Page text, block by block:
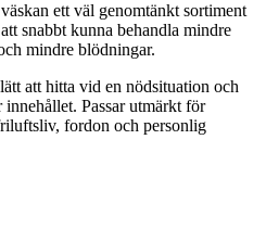
ett väl genomtänkt sortiment
snabbt kunna behandla mindre
mindre blödningar.
att hitta vid en nödsituation och
Passar utmärkt för
fordon och personlig